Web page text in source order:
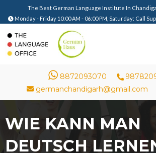
The Best German Language Institute In
Monday - Friday 10:00 AM - 06:00 PM, Saturday: Call
8872093070
germanchandigarh@gmail.com
WIE KANN MAN
DEUTSCH